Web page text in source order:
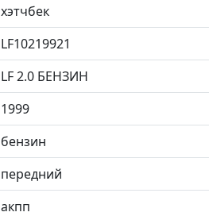
хэтчбек
LF10219921
LF 2.0 БЕНЗИН
1999
бензин
передний
акпп